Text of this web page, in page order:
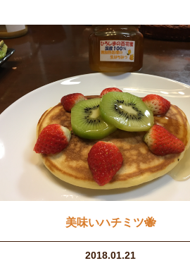
美味いハチミツ🐝
2018.01.21